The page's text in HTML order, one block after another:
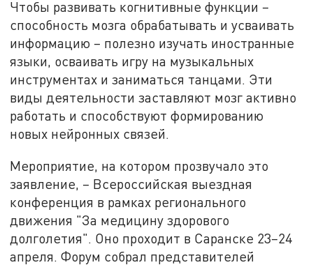
Чтобы развивать когнитивные функции –
способность мозга обрабатывать и усваивать
информацию – полезно изучать иностранные
языки, осваивать игру на музыкальных
инструментах и заниматься танцами. Эти
виды деятельности заставляют мозг активно
работать и способствуют формированию
новых нейронных связей.
Мероприятие, на котором прозвучало это
заявление, – Всероссийская выездная
конференция в рамках регионального
движения "За медицину здорового
долголетия". Оно проходит в Саранске 23–24
апреля. Форум собрал представителей